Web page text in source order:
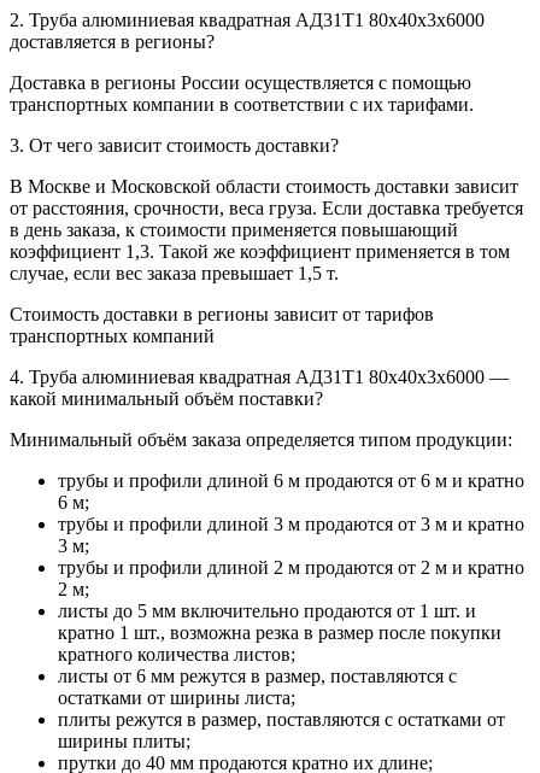
2. Труба алюминиевая квадратная АД31Т1 80х40х3х6000
доставляется в регионы?
Доставка в регионы России осуществляется с помощью
транспортных компании в соответствии с их тарифами.
3. От чего зависит стоимость доставки?
В Москве и Московской области стоимость доставки зависит
от расстояния, срочности, веса груза. Если доставка требуется
в день заказа, к стоимости применяется повышающий
коэффициент 1,3. Такой же коэффициент применяется в том
случае, если вес заказа превышает 1,5 т.
Стоимость доставки в регионы зависит от тарифов
транспортных компаний
4. Труба алюминиевая квадратная АД31Т1 80х40х3х6000 —
какой минимальный объём поставки?
Минимальный объём заказа определяется типом продукции:
трубы и профили длиной 6 м продаются от 6 м и кратно
6 м;
трубы и профили длиной 3 м продаются от 3 м и кратно
3 м;
трубы и профили длиной 2 м продаются от 2 м и кратно
2 м;
листы до 5 мм включительно продаются от 1 шт. и
кратно 1 шт., возможна резка в размер после покупки
кратного количества листов;
листы от 6 мм режутся в размер, поставляются с
остатками от ширины листа;
плиты режутся в размер, поставляются с остатками от
ширины плиты;
прутки до 40 мм продаются кратно их длине;